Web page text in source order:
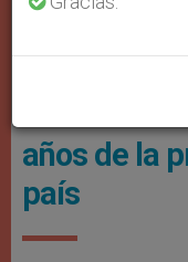
Chile:
años de la
país